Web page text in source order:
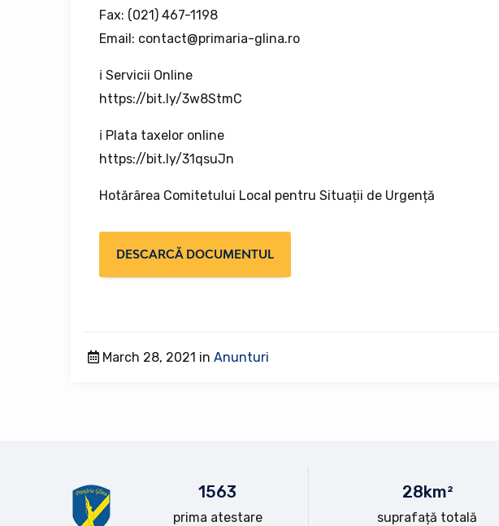
Fax: (021) 467-1198
Email: contact@primaria-glina.ro
ℹ Servicii Online
https://bit.ly/3w8StmC
ℹ Plata taxelor online
https://bit.ly/31qsuJn
Hotărârea Comitetului Local pentru Situații de Urgență
DESCARCĂ DOCUMENTUL
March 28, 2021 in Anunturi
1563
prima atestare
28km²
suprafață totală